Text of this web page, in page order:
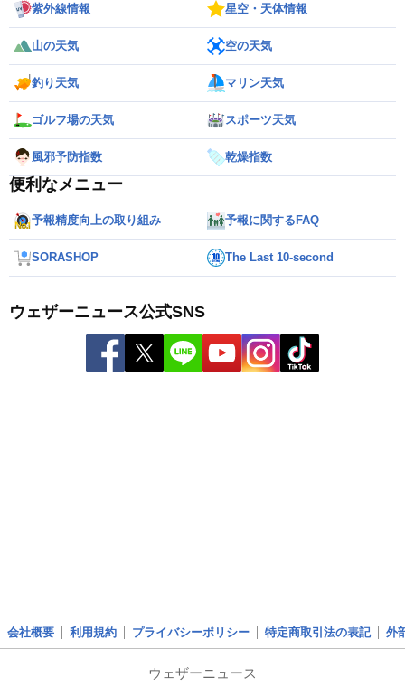
紫外線情報 星空・天体情報
山の天気 空の天気
釣り天気 マリン天気
ゴルフ場の天気 スポーツ天気
風邪予防指数 乾燥指数
便利なメニュー
予報精度向上の取り組み 予報に関するFAQ
SORASHOP The Last 10-second
ウェザーニュース公式SNS
会社概要 利用規約 プライバシーポリシー 特定商取引法の表記 外
ウェザーニュース